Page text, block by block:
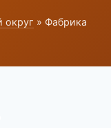
округ » Фабрика